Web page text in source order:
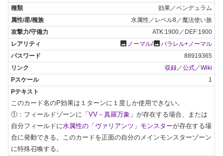
効果／ペンデュラム
水属性／レベル8／魔法使い族
ATK:1900／DEF:1900
photo ノーマル/photoパラレル+ノーマル
88919365
収録／公式／Wiki
1
このカード名のP効果は１ターンに１度しか使用できない。
①：フィールドゾーンに「 VV－真羅万象 」が存在する場合、または
自分フィールドに水属性の「ヴァリアンツ」モンスターが存在する場
合に発動できる。このカードを正面の自分のメインモンスターゾーン
に特殊召喚する。